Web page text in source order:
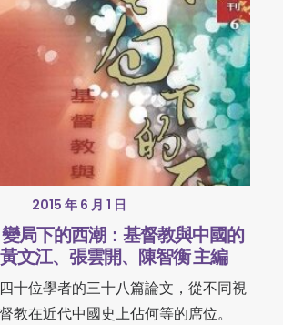
2015 年 6 月 1 日
變局下的西潮：基督教與中國的
文江、張雲開、陳智衡 主編
十位學者的三十八篇論文，從不同視
教在近代中國史上佔何等的席位。